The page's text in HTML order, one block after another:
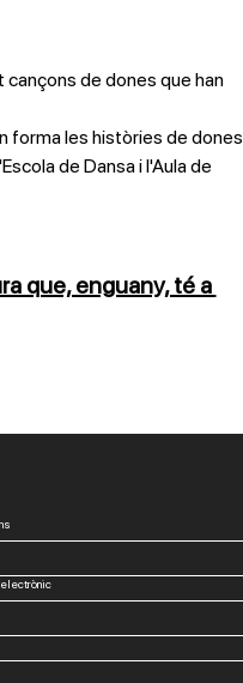
cançons de dones que han
forma les històries de dones
de Dansa i l'Aula de
que, enguany, té a
electrònic